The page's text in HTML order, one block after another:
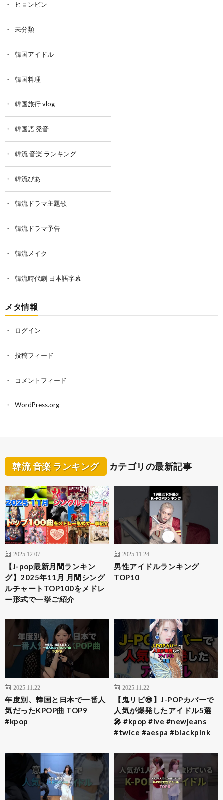
ヒョンビン
未分類
韓国アイドル
韓国料理
韓国旅行 vlog
韓国語 発音
韓流 音楽 ランキング
韓流ぴあ
韓流ドラマ主題歌
韓流ドラマ予告
韓流メイク
韓流時代劇 日本語字幕
メタ情報
ログイン
投稿フィード
コメントフィード
WordPress.org
韓流 音楽 ランキング カテゴリの最新記事
2025.12.07
【J-pop最新月間ランキン
グ】2025年11月 月間シング
ルチャートTOP100をメドレ
ー形式で一挙ご紹介
2025.11.24
男性アイドルランキング
TOP10
2025.11.22
年度別、韓国と日本で一番人
気だったKPOP曲 TOP9
#kpop
2025.11.22
【鬼リピ😎】J-POPカバーで
人気が爆発したアイドル5選
🎤 #kpop #ive #newjeans
#twice #aespa #blackpink